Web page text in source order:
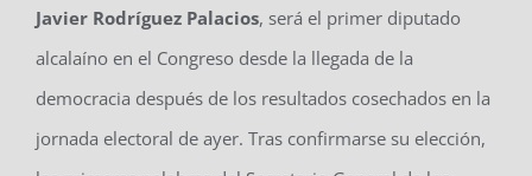
Javier Rodríguez Palacios, será el primer diputado
alcalaíno en el Congreso desde la llegada de la
democracia después de los resultados cosechados en la
jornada electoral de ayer. Tras confirmarse su elección,